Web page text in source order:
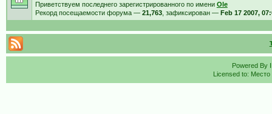
Приветствуем последнего зарегистрированного по имени Ole
Рекорд посещаемости форума — 21,763, зафиксирован — Feb 17 2007,
Powered By
Licensed to: